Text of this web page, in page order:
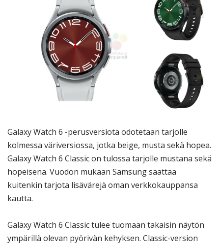
Galaxy Watch 6 -perusversiota odotetaan tarjolle
kolmessa väriversiossa, jotka beige, musta sekä hopea.
Galaxy Watch 6 Classic on tulossa tarjolle mustana sekä
hopeisena. Vuodon mukaan Samsung saattaa
kuitenkin tarjota lisävärejä oman verkkokauppansa
kautta.
Galaxy Watch 6 Classic tulee tuomaan takaisin näytön
ympärillä olevan pyörivän kehyksen. Classic-version